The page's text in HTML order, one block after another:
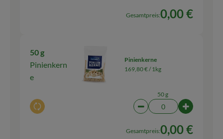
Gesamtpreis:0,00 €
50 g
Pinienkern
e
Auswahl ändern
Pinienkerne
169,80 € /1kg
50 g
Artikelanzahl
Gesamtpreis:0,00 €